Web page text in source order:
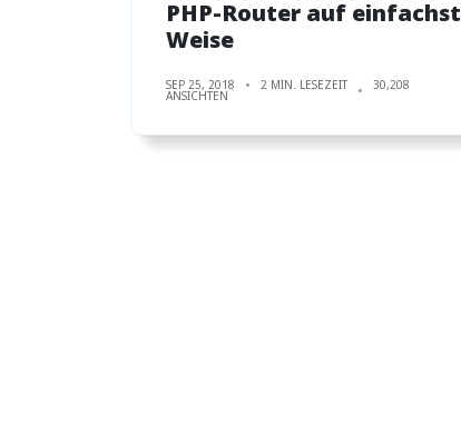
PHP-Router auf
Weise
SEP 25, 2018 2 MIN. LESEZEIT 30,208
ANSICHTEN